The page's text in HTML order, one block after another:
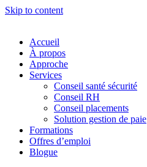
Skip to content
Accueil
À propos
Approche
Services
Conseil santé sécurité
Conseil RH
Conseil placements
Solution gestion de paie
Formations
Offres d’emploi
Blogue